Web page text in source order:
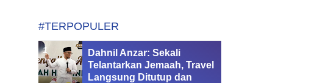
#TERPOPULER
Dahnil Anzar: Sekali
Telantarkan Jemaah, Travel
Langsung Ditutup dan